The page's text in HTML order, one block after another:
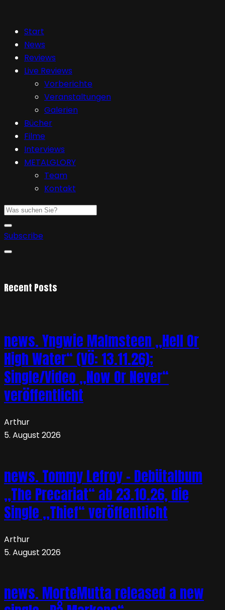
Start
News
Reviews
Live Reviews
Vorberichte
Veranstaltungen
Galerien
Bücher
Filme
Interviews
METALGLORY
Team
Kontakt
Subscribe
Recent Posts
news. Yngwie Malmsteen „Hell Or
High Water“ (VÖ: 13.11.26);
Single/Video „Now Or Never“
veröffentlicht
Arthur
5. August 2026
news. Tommy Lefroy – Debütalbum
„The Precariat“ ab 23.10.26, die
Single „Thief“ veröffentlicht
Arthur
5. August 2026
news. MorteMutta released a new